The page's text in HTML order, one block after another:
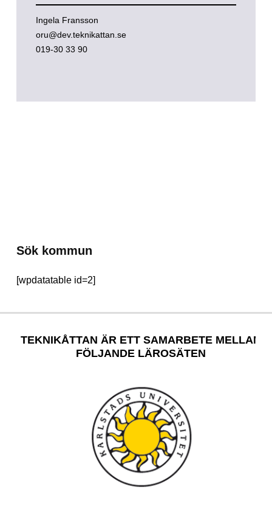
Ingela Fransson
oru@dev.teknikattan.se
019-30 33 90
Sök kommun
[wpdatatable id=2]
TEKNIKÅTTAN ÄR ETT SAMARBETE MELLAN
FÖLJANDE LÄROSÄTEN